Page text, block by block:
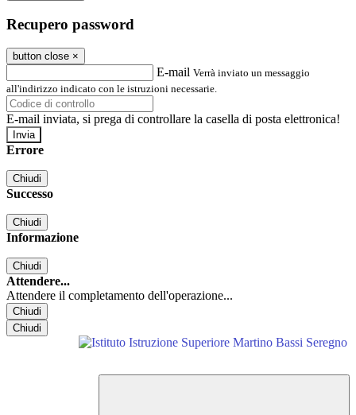
Recupero password
button close ×
E-mail Verrà inviato un messaggio
all'indirizzo indicato con le istruzioni necessarie.
E-mail inviata, si prega di controllare la casella di posta elettronica!
Errore
Chiudi
Successo
Chiudi
Informazione
Chiudi
Attendere...
Attendere il completamento dell'operazione...
Chiudi
Chiudi